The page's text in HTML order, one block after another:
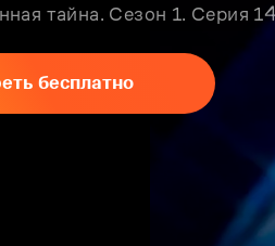
тайна. Сезон 1. Серия
бесплатно